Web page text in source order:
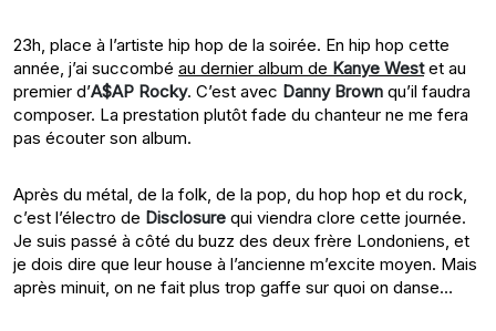
23h, place à l’artiste hip hop de la soirée. En hip hop cette
année, j’ai succombé au dernier album de Kanye Westet au
premier d’A$AP Rocky. C’est avec Danny Brown qu’il faudra
composer. La prestation plutôt fade du chanteur ne me fera
pas écouter son album.
Après du métal, de la folk, de la pop, du hop hop et du rock,
c’est l’électro de Disclosure qui viendra clore cette journée.
Je suis passé à côté du buzz des deux frère Londoniens, et
je dois dire que leur house à l’ancienne m’excite moyen. Mais
après minuit, on ne fait plus trop gaffe sur quoi on danse…